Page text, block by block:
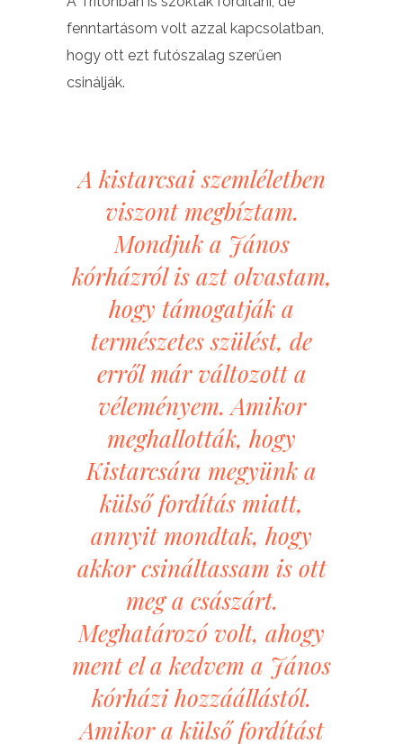
fenntartásom volt azzal kapcsolatban,
hogy ott ezt futószalag szerűen
csinálják.
A kistarcsai szemléletben
viszont megbíztam.
Mondjuk a János
kórházról is azt olvastam,
hogy támogatják a
természetes szülést, de
erről már változott a
véleményem. Amikor
meghallották, hogy
Kistarcsára megyünk a
külső fordítás miatt,
annyit mondtak, hogy
akkor csináltassam is ott
meg a császárt.
Meghatározó volt, ahogy
ment el a kedvem a János
kórházi hozzáállástól.
Amikor a külső fordítást